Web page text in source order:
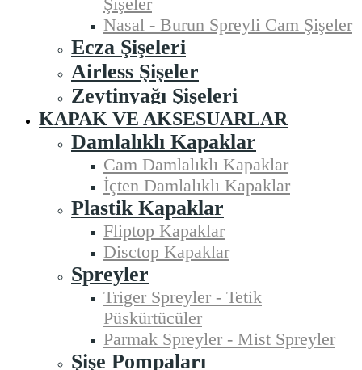
Nasal - Burun Spreyli Cam Şişeler
Ecza Şişeleri
Airless Şişeler
Zeytinyağı Şişeleri
KAPAK VE AKSESUARLAR
Damlalıklı Kapaklar
Cam Damlalıklı Kapaklar
İçten Damlalıklı Kapaklar
Plastik Kapaklar
Fliptop Kapaklar
Disctop Kapaklar
Spreyler
Triger Spreyler - Tetik
Püskürtücüler
Parmak Spreyler - Mist Spreyler
Şişe Pompaları